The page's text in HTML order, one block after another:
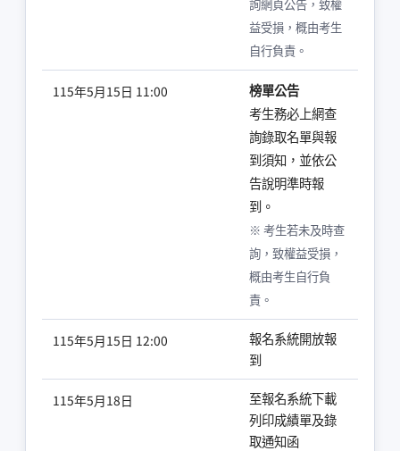
詢網頁公告，致權
益受損，概由考生
自行負責。
115年5月15日 11:00
榜單公告
考生務必上網查
詢錄取名單與報
到須知，並依公
告說明準時報
到。
※ 考生若未及時查
詢，致權益受損，
概由考生自行負
責。
115年5月15日 12:00
報名系統開放報
到
115年5月18日
至報名系統下載
列印成績單及錄
取通知函